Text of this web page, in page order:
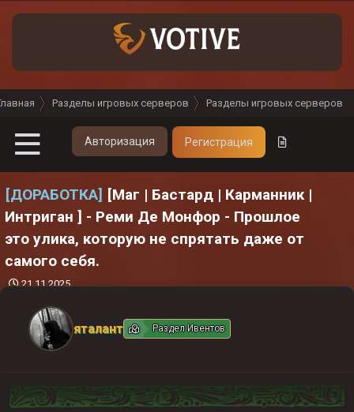
Разделы игровых серверов Разделы игровых серверов
Авторизация Регистрация
[ДОРАБОТКА] [Маг | Бастард | Карманник |
Интриган ] - Реми Де Монфор - Прошлое
это улика, которую не спрятать даже от
самого себя.
Д
л
21.11.2025
яталант Раздел Ивентов